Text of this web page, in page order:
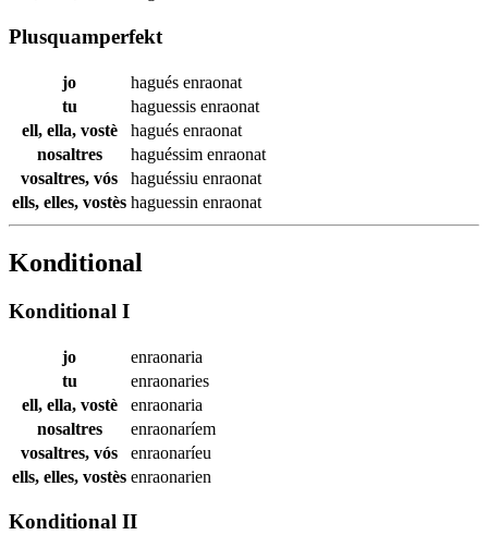
Plusquamperfekt
jo hagués enraonat
tu
haguessis enraonat
ell, ella, vostè
hagués enraonat
nosaltres
haguéssim enraonat
vosaltres, vós
haguéssiu enraonat
ells, elles, vostès haguessin enraonat
Konditional
Konditional I
jo
enraonaria
tu
enraonaries
ell, ella, vostè
enraonaria
nosaltres
enraonaríem
vosaltres, vós
enraonaríeu
ells, elles, vostès enraonarien
Konditional II